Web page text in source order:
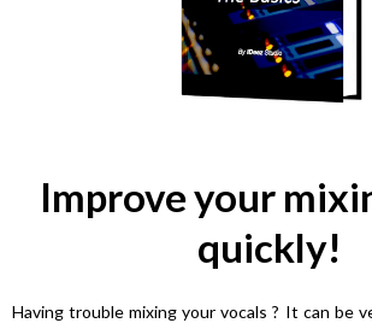
Improve your
quickly!
Having trouble mixing your vocals ? It can be